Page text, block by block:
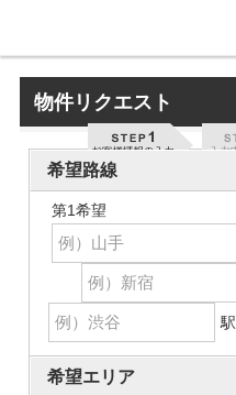
物件リクエスト
希望路線
第1希望
駅
希望エリア